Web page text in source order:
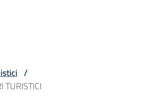
/
TURISTICI